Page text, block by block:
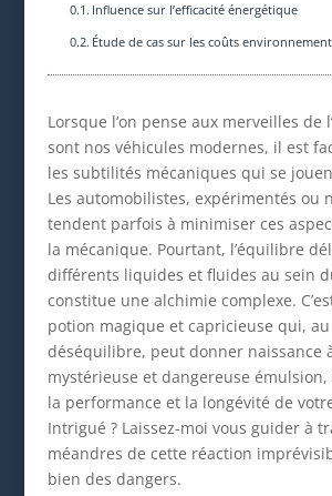
Influence sur l’efficacité énergétique
Étude de cas sur les coûts
Lorsque l’on pense aux merveilles de
sont nos véhicules modernes, il est
les subtilités mécaniques qui se
Les automobilistes, expérimentés ou
tendent parfois à minimiser ces
la mécanique. Pourtant, l’équilibre
différents liquides et fluides au sein
constitue une alchimie complexe.
potion magique et capricieuse qui,
déséquilibre, peut donner naissance
mystérieuse et dangereuse
la performance et la longévité de
Intrigué ? Laissez-moi vous guider à
méandres de cette réaction
bien des dangers.